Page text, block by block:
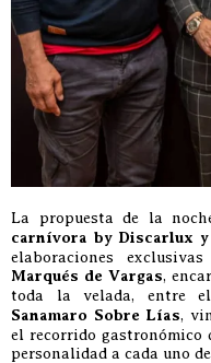
La propuesta de la
carnívora by Discarlux
elaboraciones
Marqués de Vargas,
toda la velada, entre
Sanamaro Sobre Lías,
el recorrido
personalidad a cada uno